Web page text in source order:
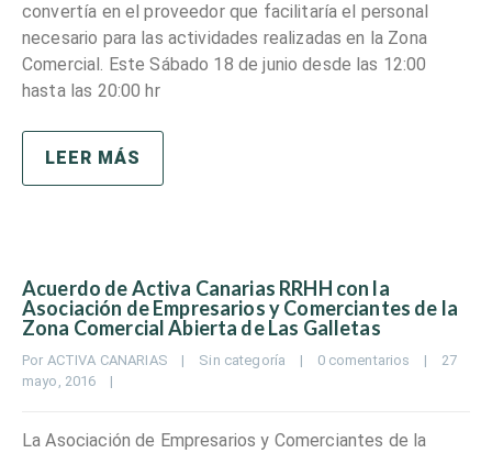
convertía en el proveedor que facilitaría el personal
necesario para las actividades realizadas en la Zona
Comercial. Este Sábado 18 de junio desde las 12:00
hasta las 20:00 hr
LEER MÁS
Acuerdo de Activa Canarias RRHH con la
Asociación de Empresarios y Comerciantes de la
Zona Comercial Abierta de Las Galletas
Por ACTIVA CANARIAS | Sin categoría | 0 comentarios |
27
mayo, 2016 |
La Asociación de Empresarios y Comerciantes de la